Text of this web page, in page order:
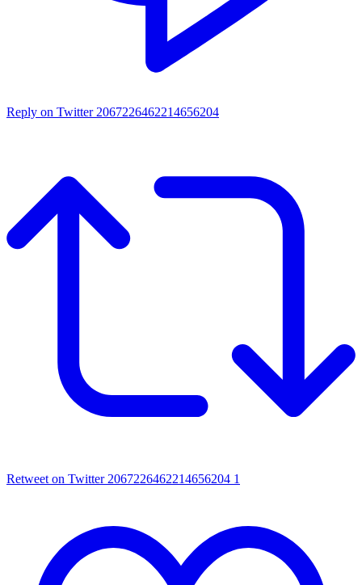
Reply on Twitter 2067226462214656204
Retweet on Twitter 2067226462214656204 1